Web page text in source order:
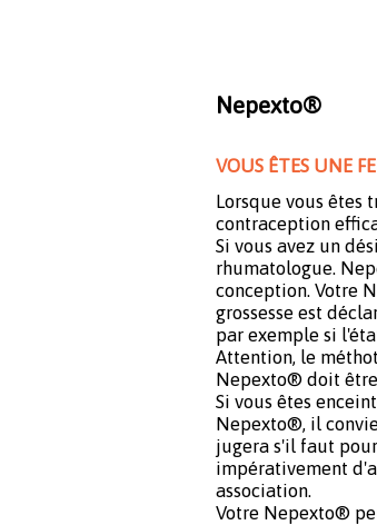
Nepexto®
VOUS ÊTES UNE
Lorsque vous
contraception
Si vous avez un
rhumatologue.
conception. Votre
grossesse est
par exemple si
Attention, le
Nepexto® doit
Si vous êtes
Nepexto®, il
jugera s'il faut
impérativement
association.
Votre Nepexto®